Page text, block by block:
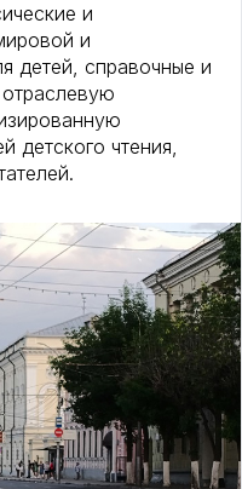
и
и
детей, справочные и
детского чтения,